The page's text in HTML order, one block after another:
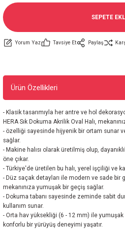
SEPETE
Yorum Yaz Tavsiye Et Paylaş
Ürün Özellikleri
- Klasik tasarımıyla her antre ve hol
HERA Sık Dokuma Akrilik Oval Halı,
- özelliği sayesinde hijyenik bir ortam sunar
sağlar.
- Makine halısı olarak üretilmiş olup,
öne çıkar.
- Türkiye'de üretilen bu halı, yerel işçiliği ve
- Düz saçak detayları ile modern ve sade bir
mekanınıza yumuşak bir geçiş sağlar.
- Dokuma tabanı sayesinde zeminde sabit
kullanım sunar.
- Orta hav yüksekliği (6 - 12 mm) ile
konforlu bir yürüyüş deneyimi yaşatır.